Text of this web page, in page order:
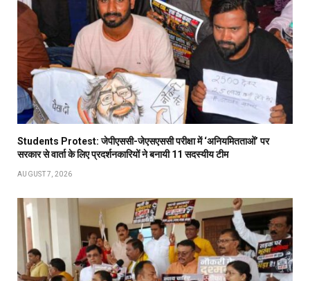
Students Protest: जेपीएससी-जेएसएससी परीक्षा में ‘अनियमितताओं’ पर
सरकार से वार्ता के लिए प्रदर्शनकारियों ने बनायी 11 सदस्यीय टीम
AUGUST 7, 2026